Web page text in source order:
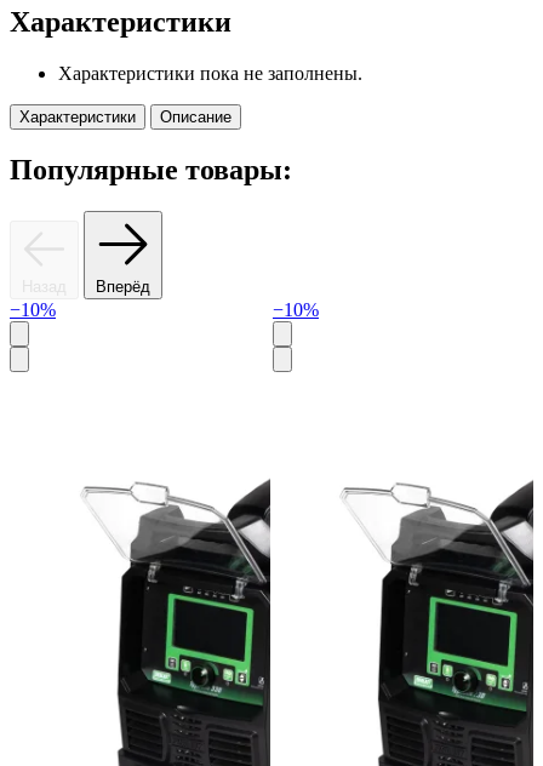
Характеристики
Характеристики пока не заполнены.
Характеристики Описание
Популярные товары:
Назад Вперёд
−10% −10%